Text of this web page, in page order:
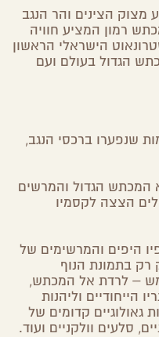
Email
Twitter
Google
Plus
הצינים והר הנגב
רמון המציע חוויה
הישראלי הראשון
הגדול בעולם ועם
שנפערו ברכסי הנגב,
כ-40 ק"מ, הוא המכתש הגדול והמרשים
הצצה לקסמיו
היפים והמרשימים של
בתמונת הנוף
– לרדת אל המכתש,
הייחודיים וליהנות
קדומים של
סלעים וולקניים ועוד.